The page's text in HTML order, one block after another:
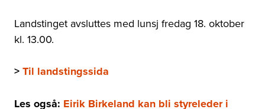
Landstinget avsluttes med lunsj fredag 18. oktober
kl. 13.00.
>Til landstingssida
Les også: Eirik Birkeland kan bli styreleder i